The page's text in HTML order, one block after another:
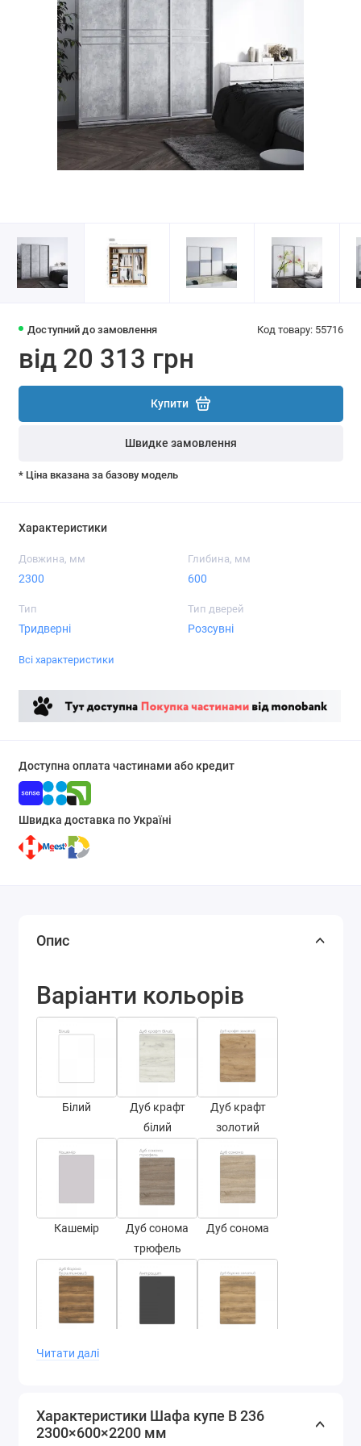
Доступний до замовлення Код товару: 55716
від 20 313 грн
Купити
Швидке замовлення
* Ціна вказана за базову модель
Характеристики
Довжина, мм
2300
Глибина, мм
600
Тип
Тридверні
Тип дверей
Розсувні
Всі характеристики
Доступна оплата частинами або кредит
Швидка доставка по Україні
Опис
Варіанти кольорів
Білий
Дуб крафт
білий
Дуб крафт
золотий
Кашемір
Дуб сонома
трюфель
Дуб сонома
Дуб бароко
Читати далі
Характеристики Шафа купе В 236
2300×600×2200 мм